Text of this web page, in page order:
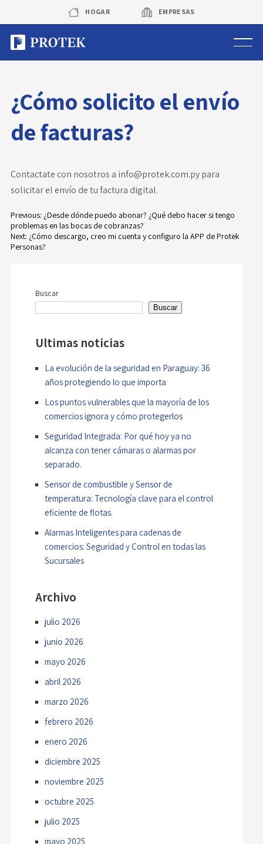
content
HOGAR EMPRESAS
Sistema de cámaras
Rastreo vehicular GPS
Protek Personas
Sobre Protek
Contacto
Área de clientes
¿Cómo solicito el envío
de facturas?
Contactate con nosotros a info@protek.com.pypara
solicitar el envío de tu factura digital.
Navegación
Previous: ¿Desde dónde puedo abonar? ¿Qué debo hacer si tengo
problemas en las bocas de cobranzas?
Next: ¿Cómo descargo, creo mi cuenta y configuro la APP de Protek
Personas?
Buscar
Buscar
Ultimas noticias
La evolución de la seguridad en Paraguay: 36
años protegiendo lo que importa
Los puntos vulnerables que la mayoría de los
comercios ignora y cómo protegerlos
Seguridad Integrada: Por qué hoy ya no
alcanza con tener cámaras o alarmas por
separado.
Sensor de combustible y Sensor de
temperatura: Tecnología clave para el control
eficiente de flotas.
Alarmas Inteligentes para cadenas de
comercios: Seguridad y Control en todas las
Sucursales
Archivo
julio 2026
junio 2026
mayo 2026
abril 2026
marzo 2026
febrero 2026
enero 2026
diciembre 2025
noviembre 2025
octubre 2025
julio 2025
mayo 2025